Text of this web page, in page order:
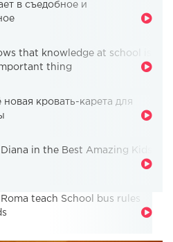
в съедобное и
that knowledge at school is
thing
новая кровать-карета для
in the Best Amazing Kids
Roma teach School bus rules